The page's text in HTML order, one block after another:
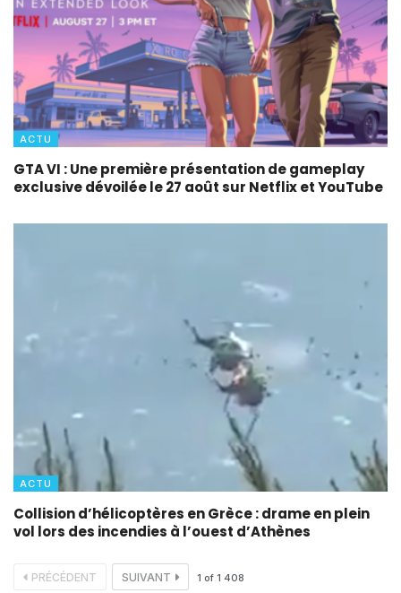
ACTU
GTA VI : Une première présentation de gameplay
exclusive dévoilée le 27 août sur Netflix et YouTube
ACTU
Collision d’hélicoptères en Grèce : drame en plein
vol lors des incendies à l’ouest d’Athènes
PRÉCÉDENT SUIVANT 1 of 1 408